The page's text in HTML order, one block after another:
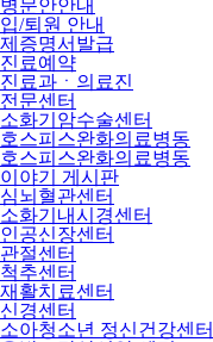
병문안안내
입/퇴원 안내
제증명서발급
진료예약
진료과ㆍ의료진
전문센터
소화기암수술센터
호스피스완화의료병동
호스피스완화의료병동
이야기 게시판
심뇌혈관센터
소화기내시경센터
인공신장센터
관절센터
척추센터
재활치료센터
신경센터
소아청소년 정신건강센터